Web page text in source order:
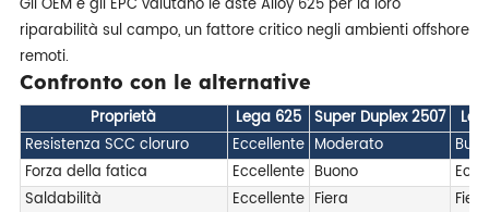
riparabilità sul campo, un fattore critico negli ambienti offshore
remoti.
Confronto con le alternative
Proprietà Lega 625 Super Duplex 2507
Resistenza SCC cloruro
Eccellente Moderato
Forza della fatica
Eccellente Buono
Saldabilità
Eccellente Fiera
Fiera